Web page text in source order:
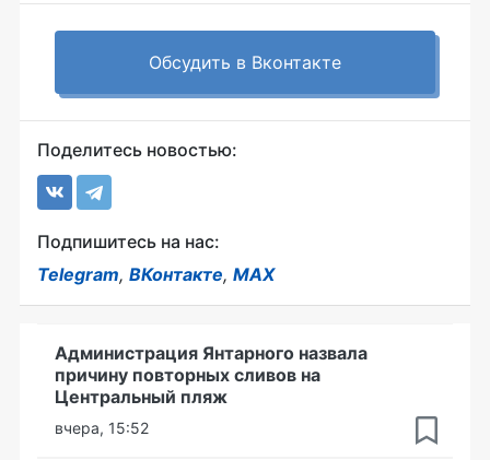
Обсудить в Вконтакте
Поделитесь новостью:
Подпишитесь на нас:
Telegram, ВКонтакте, MAX
Администрация Янтарного назвала
причину повторных сливов на
Центральный пляж
вчера, 15:52